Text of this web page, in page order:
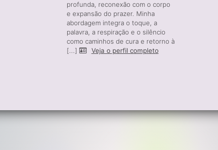
profunda, reconexão com o corpo
e expansão do prazer. Minha
abordagem integra o toque, a
palavra, a respiração e o silêncio
como caminhos de cura e retorno à
[...]
Veja o perfil completo